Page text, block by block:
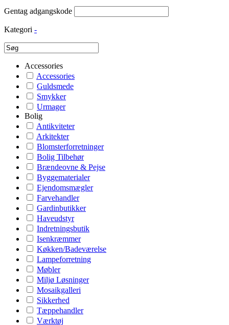
Gentag adgangskode
Kategori -
Accessories
Accessories
Guldsmede
Smykker
Urmager
Bolig
Antikviteter
Arkitekter
Blomsterforretninger
Bolig Tilbehør
Brændeovne & Pejse
Byggematerialer
Ejendomsmægler
Farvehandler
Gardinbutikker
Haveudstyr
Indretningsbutik
Isenkræmmer
Køkken/Badeværelse
Lampeforretning
Møbler
Miljø Løsninger
Mosaikgalleri
Sikkerhed
Tæppehandler
Værktøj